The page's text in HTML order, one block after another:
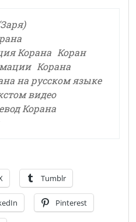
Корана Коран
Корана
на русском языке
видео
Корана
Tumblr
Pinterest